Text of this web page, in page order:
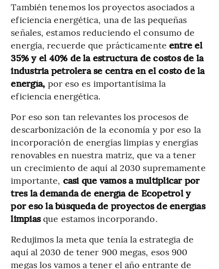
También tenemos los proyectos asociados a
eficiencia energética, una de las pequeñas
señales, estamos reduciendo el consumo de
energía, recuerde que prácticamente entre el
35% y el 40% de la estructura de costos de la
industria petrolera se centra en el costo de la
energía, por eso es importantísima la
eficiencia energética.
Por eso son tan relevantes los procesos de
descarbonización de la economía y por eso la
incorporación de energías limpias y energías
renovables en nuestra matriz, que va a tener
un crecimiento de aquí al 2030 supremamente
importante, casi que vamos a multiplicar por
tres la demanda de energía de Ecopetrol y
por eso la búsqueda de proyectos de energías
limpiasque estamos incorporando.
Redujimos la meta que tenía la estrategia de
aquí al 2030 de tener 900 megas, esos 900
megas los vamos a tener el año entrante de